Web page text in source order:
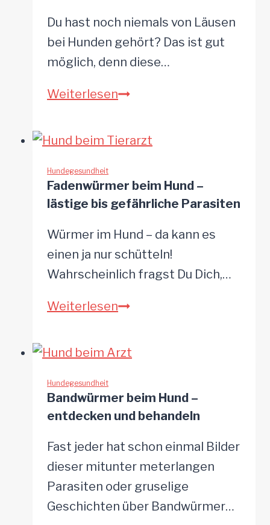
Du hast noch niemals von Läusen
bei Hunden gehört? Das ist gut
möglich, denn diese…
WeiterlesenLäuse
Parasiten
Hundegesundheit
Fadenwürmer beim Hund –
lästige bis gefährliche Parasiten
Würmer im Hund – da kann es
einen ja nur schütteln!
Wahrscheinlich fragst Du Dich,…
WeiterlesenFadenwürmer
Hund
bis
gefährliche
Parasiten
Hundegesundheit
Bandwürmer beim Hund –
entdecken und behandeln
Fast jeder hat schon einmal Bilder
dieser mitunter meterlangen
Parasiten oder gruselige
Geschichten über Bandwürmer…